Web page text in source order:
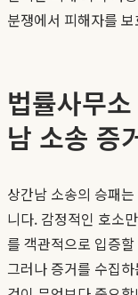
분쟁에서 피해자를
법률사무
남 소송 증
상간남 소송의 승패
니다. 감정적인 호소
를 객관적으로 입증
그러나 증거를 수집